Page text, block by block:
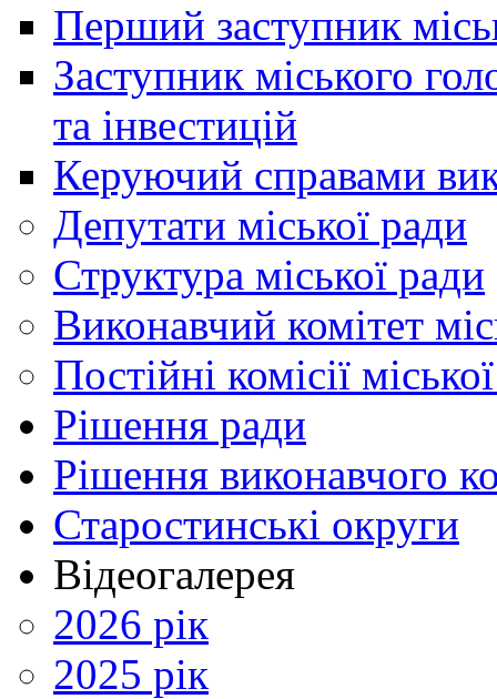
Перший заступник
Заступник міського
та інвестицій
Керуючий справами
Депутати міської ради
Структура міської ради
Виконавчий комітет
Постійні комісії
Рішення ради
Рішення виконавчого
Старостинські округи
Відеогалерея
2026 рік
2025 рік